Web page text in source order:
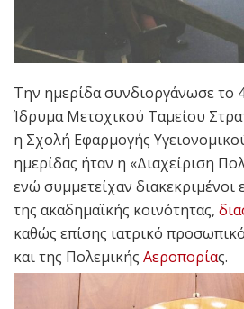
Την ημερίδα συνδιοργάνωσε το
Ίδρυμα Μετοχικού Ταμείου
η Σχολή Εφαρμογής
ημερίδας ήταν η «Διαχείριση
ενώ συμμετείχαν διακεκριμένοι
της ακαδημαϊκής κοινότητας,
καθώς επίσης ιατρικό
και της Πολεμικής Αεροπορίας.